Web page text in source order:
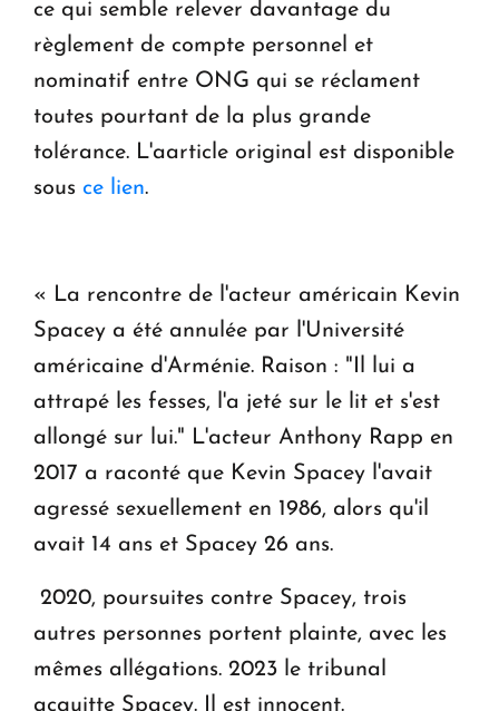
ce qui semble relever davantage du
règlement de compte personnel et
nominatif entre ONG qui se réclament
toutes pourtant de la plus grande
tolérance. L'aarticle original est disponible
sous ce lien.
« La rencontre de l'acteur américain Kevin
Spacey a été annulée par l'Université
américaine d'Arménie. Raison : "Il lui a
attrapé les fesses, l'a jeté sur le lit et s'est
allongé sur lui." L'acteur Anthony Rapp en
2017 a raconté que Kevin Spacey l'avait
agressé sexuellement en 1986, alors qu'il
avait 14 ans et Spacey 26 ans.
2020, poursuites contre Spacey, trois
autres personnes portent plainte, avec les
mêmes allégations. 2023 le tribunal
acquitte Spacey. Il est innocent.